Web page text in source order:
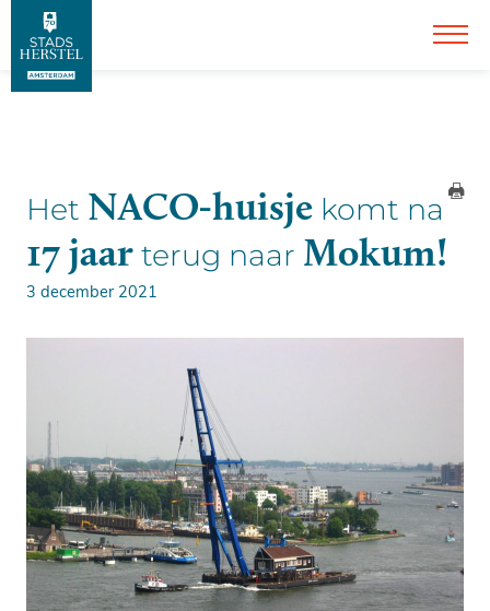
Het NACO-huisje komt na
17 jaar terug naar Mokum!
3 december 2021